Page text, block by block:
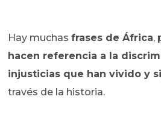
Hay muchasfrases de África,
hacen referencia a la
injusticias que han vivido y
través de la historia.